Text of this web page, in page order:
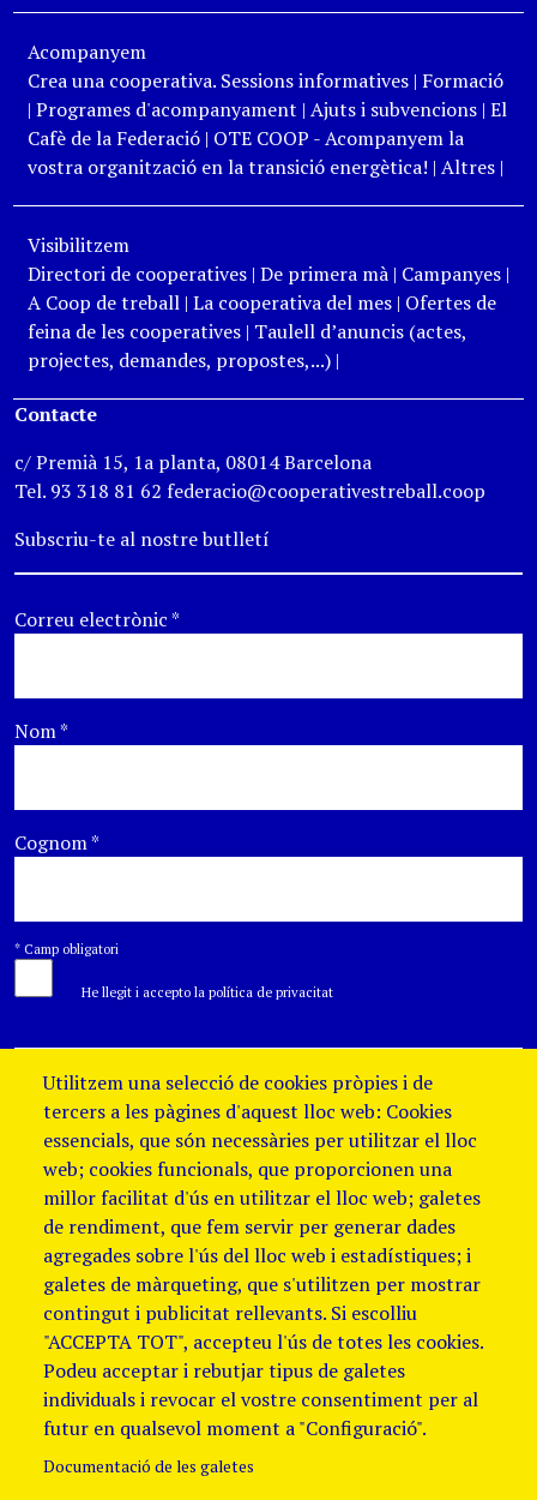
Acompanyem
Crea una cooperativa. Sessions informatives| Formació
| Programes d'acompanyament | Ajuts i subvencions| El
Cafè de la Federació| OTE COOP - Acompanyem la
vostra organització en la transició energètica! | Altres|
Visibilitzem
Directori de cooperatives| De primera mà| Campanyes|
A Coop de treball| La cooperativa del mes| Ofertes de
feina de les cooperatives| Taulell d’anuncis (actes,
projectes, demandes, propostes,...)|
Contacte
c/ Premià 15, 1a planta, 08014 Barcelona
Tel. 93 318 81 62 federacio@cooperativestreball.coop
Subscriu-te al nostre butlletí
Correu electrònic*
Nom*
Cognom*
* Camp obligatori
He llegit i accepto la política de privacitat
Utilitzem una selecció de cookies pròpies i de
tercers a les pàgines d'aquest lloc web: Cookies
essencials, que són necessàries per utilitzar el lloc
web; cookies funcionals, que proporcionen una
millor facilitat d'ús en utilitzar el lloc web; galetes
de rendiment, que fem servir per generar dades
agregades sobre l'ús del lloc web i estadístiques; i
galetes de màrqueting, que s'utilitzen per mostrar
contingut i publicitat rellevants. Si escolliu
"ACCEPTA TOT", accepteu l'ús de totes les cookies.
Podeu acceptar i rebutjar tipus de galetes
individuals i revocar el vostre consentiment per al
futur en qualsevol moment a "Configuració".
Documentació de les galetes